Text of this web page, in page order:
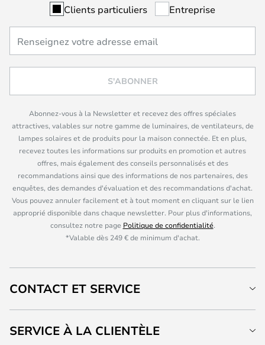
Clients particuliers Entreprise
S'ABONNER
Abonnez-vous à la Newsletter et recevez des offres spéciales
attractives, valables sur notre gamme de luminaires, de ventilateurs, de
lampes solaires et de produits pour la maison connectée. Et en plus,
recevez toutes les informations sur produits en promotion et autres
offres, mais également des conseils personnalisés et des
recommandations ainsi que des informations de nos partenaires, des
enquêtes, des demandes d'évaluation et des recommandations d'achat.
Vous pouvez annuler facilement et à tout moment en cliquant sur le lien
approprié disponible dans chaque newsletter. Pour plus d'informations,
consultez notre page Politique de confidentialité.
*Valable dès 249 € de minimum d'achat.
CONTACT ET SERVICE
SERVICE À LA CLIENTÈLE